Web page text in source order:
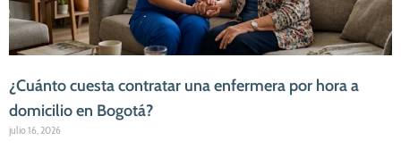
¿Cuánto cuesta contratar una enfermera por hora a
domicilio en Bogotá?
julio 16, 2026